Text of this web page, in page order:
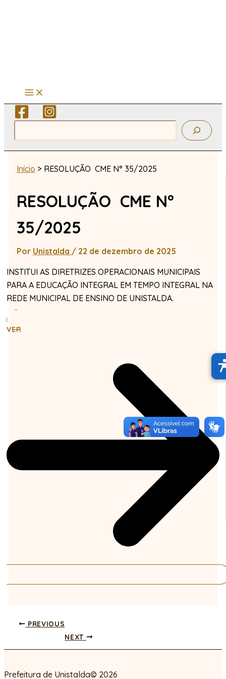
Pesquisar
Início RESOLUÇÃO CME N° 35/2025
RESOLUÇÃO CME N°
35/2025
Por Unistalda / 22 de dezembro de 2025
INSTITUI AS DIRETRIZES OPERACIONAIS MUNICIPAIS
PARA A EDUCAÇÃO INTEGRAL EM TEMPO INTEGRAL NA
REDE MUNICIPAL DE ENSINO DE UNISTALDA.
VER
PREVIOUS
NEXT
Prefeitura de Unistalda© 2026